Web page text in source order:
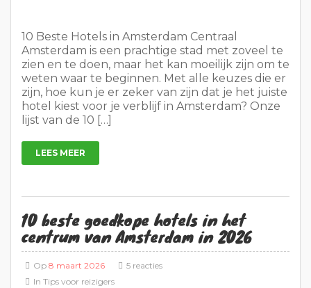
10 Beste Hotels in Amsterdam Centraal
Amsterdam is een prachtige stad met zoveel te
zien en te doen, maar het kan moeilijk zijn om te
weten waar te beginnen. Met alle keuzes die er
zijn, hoe kun je er zeker van zijn dat je het juiste
hotel kiest voor je verblijf in Amsterdam? Onze
lijst van de 10 […]
LEES MEER
10 beste goedkope hotels in het
centrum van Amsterdam in 2026
Op 8 maart 2026
In Tips voor reizigers
5 reacties